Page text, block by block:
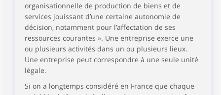
organisationnelle de production de biens et de
services jouissant d’une certaine autonomie de
décision, notamment pour l’affectation de ses
ressources courantes ». Une entreprise exerce une
ou plusieurs activités dans un ou plusieurs lieux.
Une entreprise peut correspondre à une seule unité
légale.
Si on a longtemps considéré en France que chaque